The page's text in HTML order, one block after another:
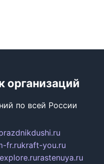
организаций
по всей России
fr.rukraft-you.ru
rastenuya.ru